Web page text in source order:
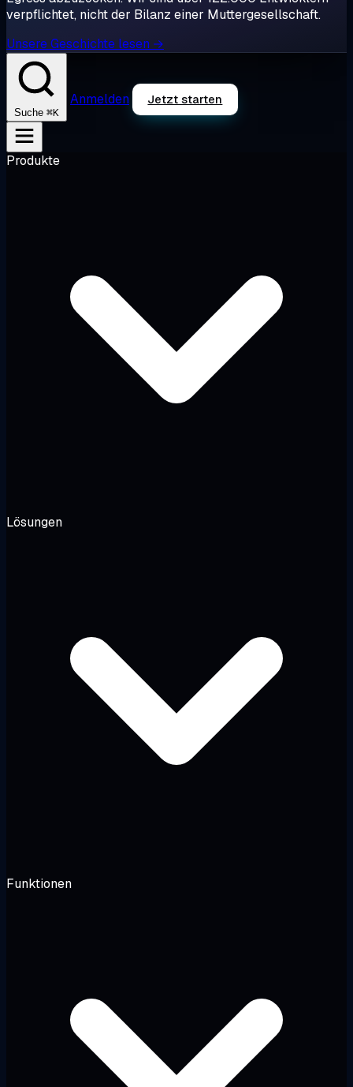
verpflichtet, nicht der Bilanz einer Muttergesellschaft.
Unsere Geschichte lesen →
Suche ⌘K
Anmelden Jetzt starten
Produkte
Lösungen
Funktionen